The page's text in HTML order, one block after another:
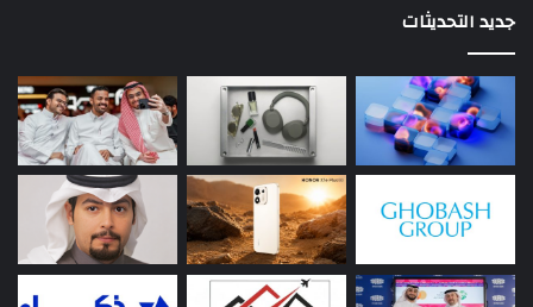
جديد التحديثات